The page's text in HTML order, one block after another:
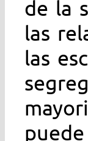
de la
las
las